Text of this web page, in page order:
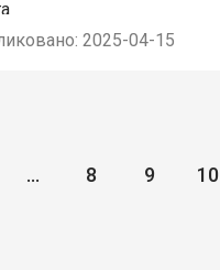
2025-04-15
... 8 9 10